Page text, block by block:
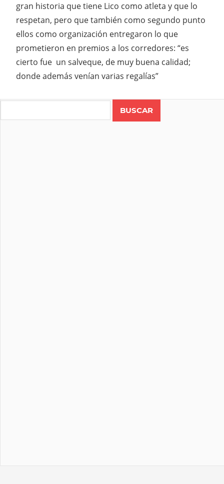
gran historia que tiene Lico como atleta y que lo
respetan, pero que también como segundo punto
ellos como organización entregaron lo que
prometieron en premios a los corredores: “es
cierto fue un salveque, de muy buena calidad;
donde además venían varias regalías”